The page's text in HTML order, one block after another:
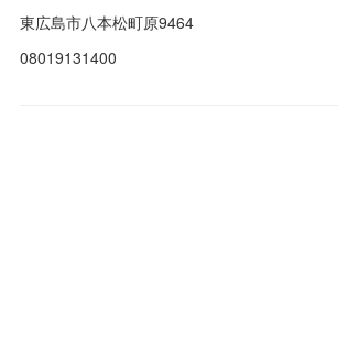
東広島市八本松町原9464
08019131400